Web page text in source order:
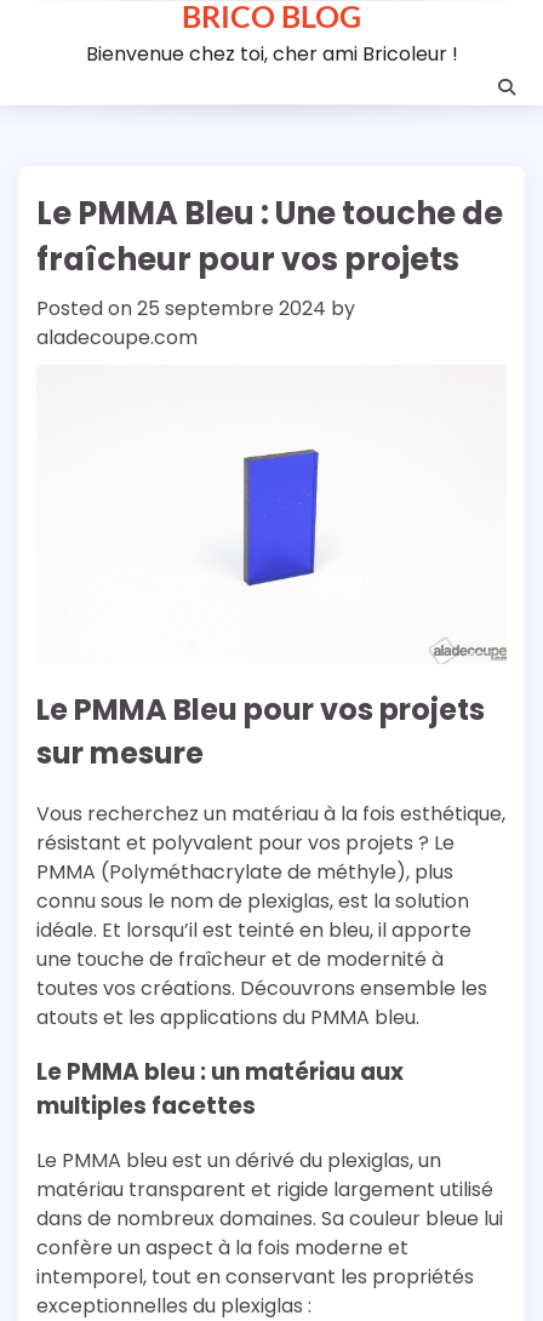
BRICO BLOG
Bienvenue chez toi, cher ami Bricoleur !
Le PMMA Bleu : Une touche de
fraîcheur pour vos projets
Posted on25 septembre 2024 by
aladecoupe.com
Le PMMA Bleu pour vos projets
sur mesure
Vous recherchez un matériau à la fois esthétique,
résistant et polyvalent pour vos projets ? Le
PMMA (Polyméthacrylate de méthyle), plus
connu sous le nom de plexiglas, est la solution
idéale. Et lorsqu’il est teinté en bleu, il apporte
une touche de fraîcheur et de modernité à
toutes vos créations. Découvrons ensemble les
atouts et les applications du PMMA bleu.
Le PMMA bleu : un matériau aux
multiples facettes
Le PMMA bleu est un dérivé du plexiglas, un
matériau transparent et rigide largement utilisé
dans de nombreux domaines. Sa couleur bleue lui
confère un aspect à la fois moderne et
intemporel, tout en conservant les propriétés
exceptionnelles du plexiglas :